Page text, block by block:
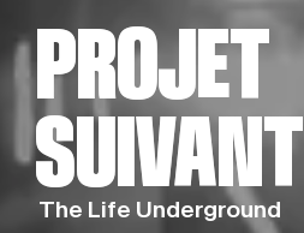
PROJET
SUIVANT
PROJET
SUIVANT
The Life Underground